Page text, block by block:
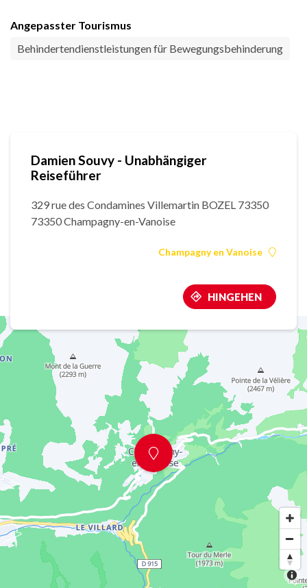
Angepasster Tourismus
Behindertendienstleistungen für Bewegungsbehinderung
Damien Souvy - Unabhängiger
Reiseführer
329 rue des Condamines Villemartin BOZEL 73350
73350 Champagny-en-Vanoise
Champagny en Vanoise
HINGEHEN